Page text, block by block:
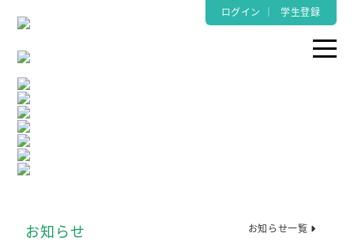
ログイン 学生登録
お知らせ お知らせ一覧